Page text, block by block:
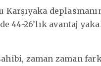
44-26’lık avantaj
zaman zaman